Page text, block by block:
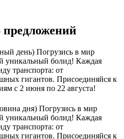
день) Погрузись в мир
уникальный болид! Каждая
транспорта: от
гигантов. Присоединяйся к
с 2 июня по 22 августа!
дня) Погрузись в мир
уникальный болид! Каждая
транспорта: от
гигантов. Присоединяйся к